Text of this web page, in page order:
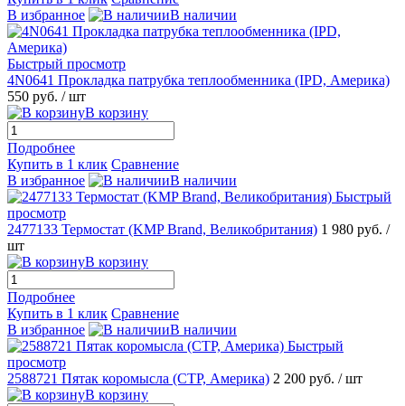
В избранное
В наличии
Быстрый просмотр
4N0641 Прокладка патрубка теплообменника (IPD, Америка)
550 руб. / шт
В корзину
Подробнее
Купить в 1 клик Сравнение
В избранное
В наличии
Быстрый
просмотр
2477133 Термостат (KMP Brand, Великобритания) 1 980 руб. /
шт
В корзину
Подробнее
Купить в 1 клик Сравнение
В избранное
В наличии
Быстрый
просмотр
2588721 Пятак коромысла (CTP, Америка) 2 200 руб. / шт
В корзину